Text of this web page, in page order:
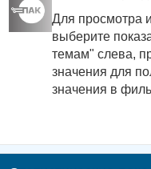
Для просмотра
выберите
темам" слева,
значения для
значения в